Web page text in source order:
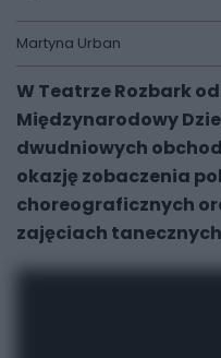
Martyna Urban
W Teatrze Rozbark
Międzynarodowy
dwudniowych
okazję zobaczenia
choreograficznych
zajęciach